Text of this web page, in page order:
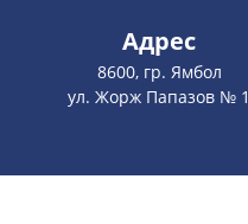
Адрес
8600, гр. Ямбол
ул. Жорж Папазов № 1